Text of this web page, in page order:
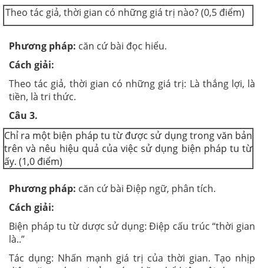
Theo tác giả, thời gian có những giá trị nào? (0,5 điểm)
Phương pháp: căn cứ bài đọc hiểu.
Cách giải:
Theo tác giả, thời gian có những giá trị: Là thắng lợi, là
tiền, là tri thức.
Câu 3.
Chỉ ra một biện pháp tu từ được sử dụng trong văn bản
trên và nêu hiệu quả của việc sử dụng biện pháp tu từ
ấy. (1,0 điểm)
Phương pháp: căn cứ bài Điệp ngữ, phân tích.
Cách giải:
Biện pháp tu từ dược sử dụng: Điệp cấu trúc “thời gian
là..”
Tác dụng: Nhấn mạnh giá trị của thời gian. Tạo nhịp